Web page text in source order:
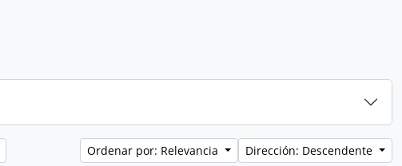
Ordenar por: Relevancia Dirección: Descendente